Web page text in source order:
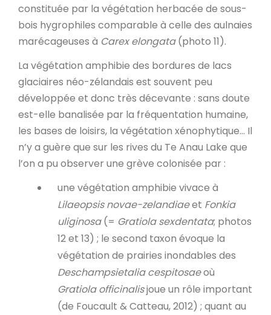
constituée par la végétation herbacée de sous-
bois hygrophiles comparable à celle des aulnaies
marécageuses à Carex elongata(photo 11).
La végétation amphibie des bordures de lacs
glaciaires néo-zélandais est souvent peu
développée et donc très décevante : sans doute
est-elle banalisée par la fréquentation humaine,
les bases de loisirs, la végétation xénophytique… Il
n’y a guère que sur les rives du Te Anau Lake que
l’on a pu observer une grève colonisée par :
une végétation amphibie vivace à
Lilaeopsis novae-zelandiaeet Fonkia
uliginosa(= Gratiola sexdentata; photos
12 et 13) ; le second taxon évoque la
végétation de prairies inondables des
Deschampsietalia cespitosaeoù
Gratiola officinalisjoue un rôle important
(de Foucault & Catteau, 2012) ; quant au